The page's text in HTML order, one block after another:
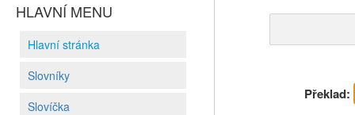
HLAVNÍ MENU
Hlavní stránka
Slovníky
Slovíčka
Překlad: